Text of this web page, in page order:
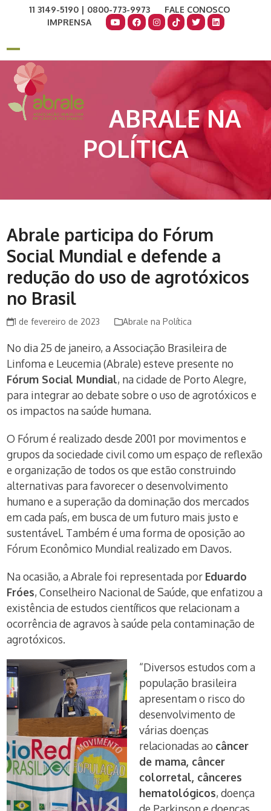
11 3149-5190 | 0800-773-9973
FALE CONOSCO
IMPRENSA
Open
mobile
menu
Close
mobile
menu
ABRALE NA
POLÍTICA
Abrale participa do Fórum
Social Mundial e defende a
redução do uso de agrotóxicos
no Brasil
1 de fevereiro de 2023 Abrale na Política
No dia 25 de janeiro, a Associação Brasileira de
Linfoma e Leucemia (Abrale) esteve presente no
Fórum Social Mundial, na cidade de Porto Alegre,
para integrar ao debate sobre o uso de agrotóxicos e
os impactos na saúde humana.
O Fórum é realizado desde 2001 por movimentos e
grupos da sociedade civil como um espaço de reflexão
e organização de todos os que estão construindo
alternativas para favorecer o desenvolvimento
humano e a superação da dominação dos mercados
em cada país, em busca de um futuro mais justo e
sustentável. Também é uma forma de oposição ao
Fórum Econômico Mundial realizado em Davos.
Na ocasião, a Abrale foi representada por Eduardo
Fróes, Conselheiro Nacional de Saúde, que enfatizou a
existência de estudos científicos que relacionam a
ocorrência de agravos à saúde pela contaminação de
agrotóxicos.
“Diversos estudos com a
população brasileira
apresentam o risco do
desenvolvimento de
várias doenças
relacionadas ao câncer
de mama, câncer
colorretal, cânceres
hematológicos, doença